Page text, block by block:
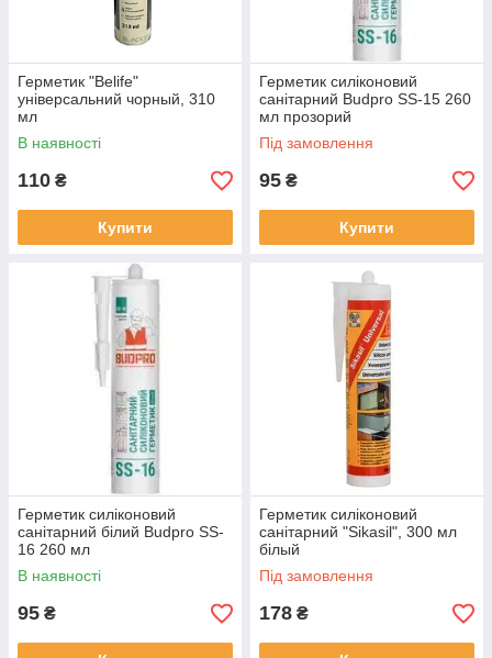
Герметик "Belife"
універсальний чорный, 310
мл
В наявності
110 ₴
Купити
Герметик силіконовий
санітарний Budpro SS-15 260
мл прозорий
Під замовлення
95 ₴
Купити
Герметик силіконовий
санітарний білий Budpro SS-
16 260 мл
В наявності
95 ₴
Герметик силіконовий
санітарний "Sikasil", 300 мл
білый
Під замовлення
178 ₴